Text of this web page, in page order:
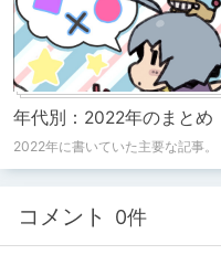
年代別：2022年のまとめ
2022年に書いていた主要な記事。
コメント 0件